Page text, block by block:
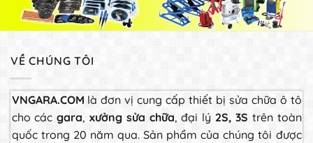
VỀ CHÚNG TÔI
VNGARA.COM là đơn vị cung cấp thiết bị sửa chữa ô tô
cho cácgara, xưởng sửa chữa, đại lý 2S, 3S trên toàn
quốc trong 20 năm qua. Sản phẩm của chúng tôi được